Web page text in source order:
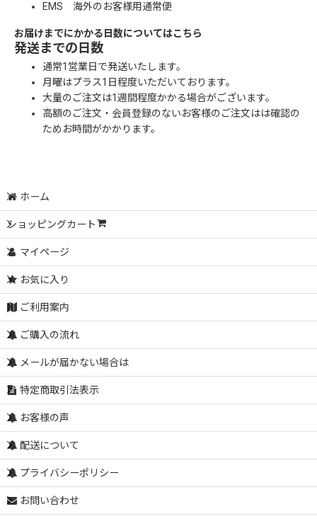
EMS 海外のお客様用通常便
お届けまでにかかる日数についてはこちら
発送までの日数
通常1営業日で発送いたします。
月曜はプラス1日程度いただいております。
大量のご注文は1週間程度かかる場合がございます。
高額のご注文・会員登録のないお客様のご注文はは確認の
ためお時間がかかります。
ホーム
ショッピングカート
マイページ
お気に入り
ご利用案内
ご購入の流れ
メールが届かない場合は
特定商取引法表示
お客様の声
配送について
プライバシーポリシー
お問い合わせ